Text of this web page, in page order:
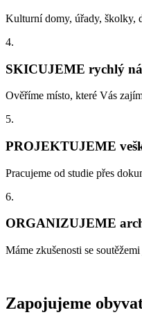
Kulturní domy, úřady, školky,
4.
SKICUJEME rychlý
Ověříme místo, které Vás
5.
PROJEKTUJEME
Pracujeme od studie přes
6.
ORGANIZUJEME
Máme zkušenosti se
Zapojujeme